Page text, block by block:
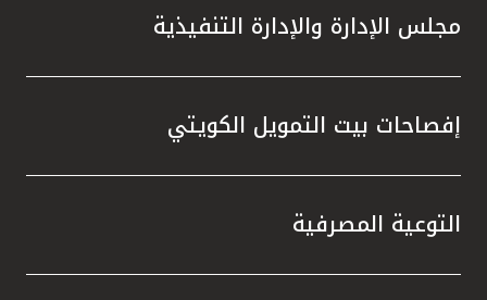
مجلس الإدارة والإدارة التنفيذية
إفصاحات بيت التمويل الكويتي
التوعية المصرفية